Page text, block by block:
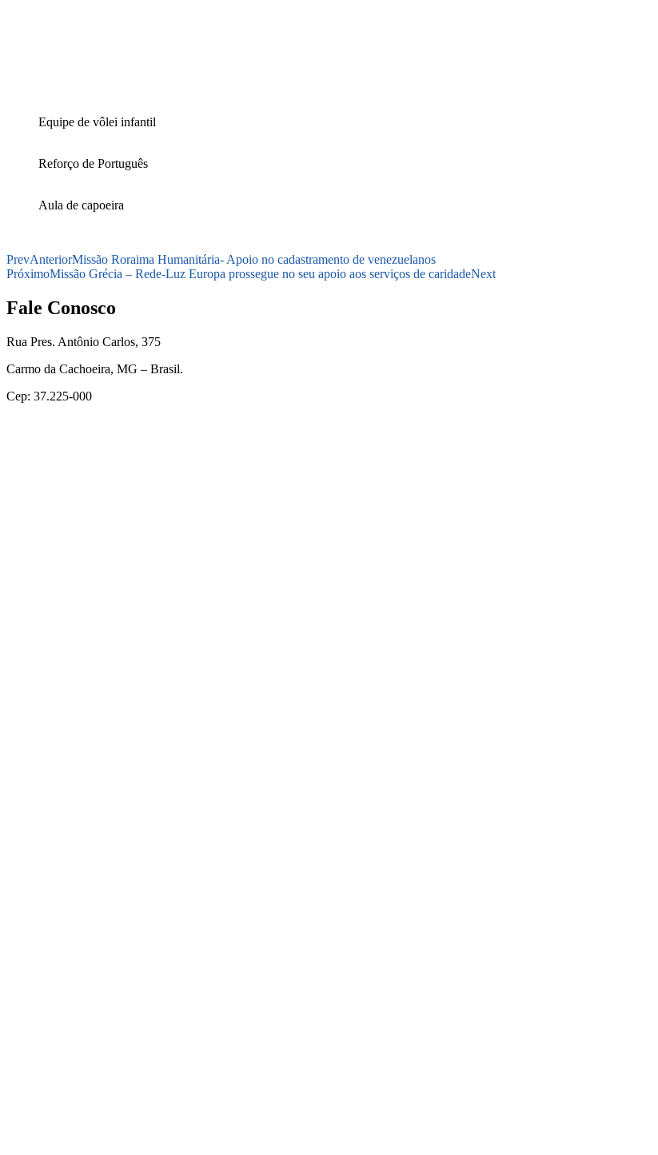
Equipe de vôlei infantil
Reforço de Português
Aula de capoeira
PrevAnteriorMissão Roraima Humanitária- Apoio no cadastramento de venezuelanos
PróximoMissão Grécia – Rede-Luz Europa prossegue no seu apoio aos serviços de caridadeNext
Fale Conosco
Rua Pres. Antônio Carlos, 375
Carmo da Cachoeira, MG – Brasil.
Cep: 37.225-000